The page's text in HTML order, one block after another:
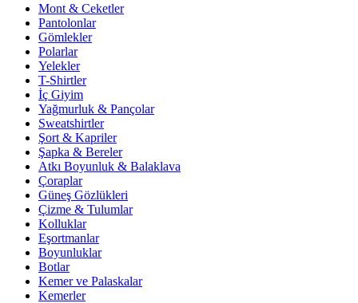
Mont & Ceketler
Pantolonlar
Gömlekler
Polarlar
Yelekler
T-Shirtler
İç Giyim
Yağmurluk & Pançolar
Sweatshirtler
Şort & Kapriler
Şapka & Bereler
Atkı Boyunluk & Balaklava
Çoraplar
Güneş Gözlükleri
Çizme & Tulumlar
Kolluklar
Eşortmanlar
Boyunluklar
Botlar
Kemer ve Palaskalar
Kemerler